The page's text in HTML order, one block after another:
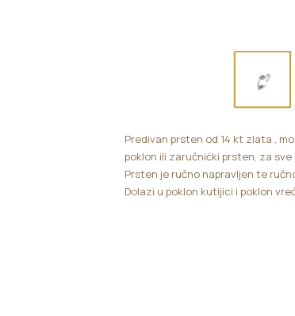
Predivan prsten od 14 kt zlata ,
poklon ili zaručnićki prsten, za
Prsten je ručno napravljen te
Dolazi u poklon kutijici i poklon